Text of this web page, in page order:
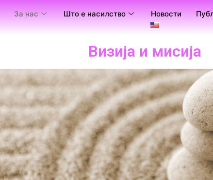
За нас Што е насилство Новости
Визија и мисија